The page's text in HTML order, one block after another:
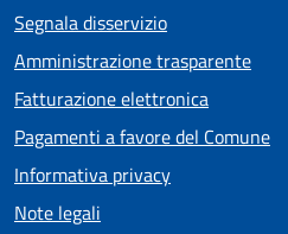
Segnala disservizio
Amministrazione trasparente
Fatturazione elettronica
Pagamenti a favore del Comune
Informativa privacy
Note legali